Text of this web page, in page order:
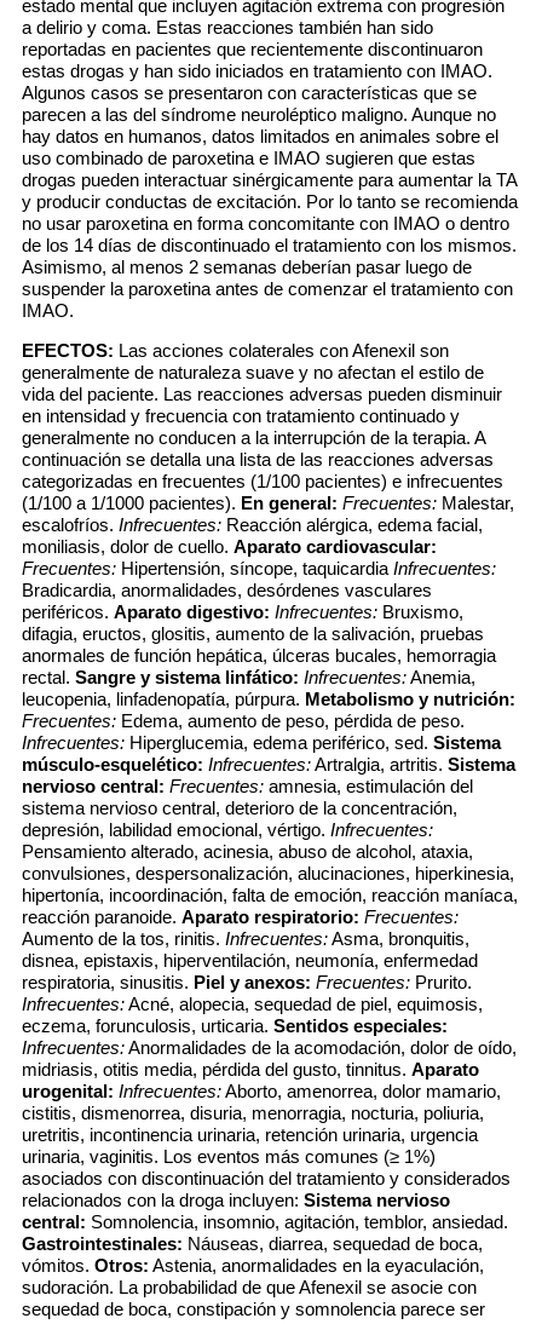
estado mental que incluyen agitación extrema con progresión
a delirio y coma. Estas reacciones también han sido
reportadas en pacientes que recientemente discontinuaron
estas drogas y han sido iniciados en tratamiento con IMAO.
Algunos casos se presentaron con características que se
parecen a las del síndrome neuroléptico maligno. Aunque no
hay datos en humanos, datos limitados en animales sobre el
uso combinado de paroxetina e IMAO sugieren que estas
drogas pueden interactuar sinérgicamente para aumentar la TA
y producir conductas de excitación. Por lo tanto se recomienda
no usar paroxetina en forma concomitante con IMAO o dentro
de los 14 días de discontinuado el tratamiento con los mismos.
Asimismo, al menos 2 semanas deberían pasar luego de
suspender la paroxetina antes de comenzar el tratamiento con
IMAO.
EFECTOS: Las acciones colaterales con Afenexil son
generalmente de naturaleza suave y no afectan el estilo de
vida del paciente. Las reacciones adversas pueden disminuir
en intensidad y frecuencia con tratamiento continuado y
generalmente no conducen a la interrupción de la terapia. A
continuación se detalla una lista de las reacciones adversas
categorizadas en frecuentes (1/100 pacientes) e infrecuentes
(1/100 a 1/1000 pacientes). En general: Frecuentes: Malestar,
escalofríos. Infrecuentes: Reacción alérgica, edema facial,
moniliasis, dolor de cuello. Aparato cardiovascular:
Frecuentes: Hipertensión, síncope, taquicardia Infrecuentes:
Bradicardia, anormalidades, desórdenes vasculares
periféricos. Aparato digestivo: Infrecuentes: Bruxismo,
difagia, eructos, glositis, aumento de la salivación, pruebas
anormales de función hepática, úlceras bucales, hemorragia
rectal. Sangre y sistema linfático: Infrecuentes:Anemia,
leucopenia, linfadenopatía, púrpura. Metabolismo y nutrición:
Frecuentes: Edema, aumento de peso, pérdida de peso.
Infrecuentes: Hiperglucemia, edema periférico, sed. Sistema
músculo-esquelético: Infrecuentes:Artralgia, artritis. Sistema
nervioso central: Frecuentes: amnesia, estimulación del
sistema nervioso central, deterioro de la concentración,
depresión, labilidad emocional, vértigo. Infrecuentes:
Pensamiento alterado, acinesia, abuso de alcohol, ataxia,
convulsiones, despersonalización, alucinaciones, hiperkinesia,
hipertonía, incoordinación, falta de emoción, reacción maníaca,
reacción paranoide. Aparato respiratorio: Frecuentes:
Aumento de la tos, rinitis. Infrecuentes:Asma, bronquitis,
disnea, epistaxis, hiperventilación, neumonía, enfermedad
respiratoria, sinusitis. Piel y anexos: Frecuentes: Prurito.
Infrecuentes:Acné, alopecia, sequedad de piel, equimosis,
eczema, forunculosis, urticaria. Sentidos especiales:
Infrecuentes:Anormalidades de la acomodación, dolor de oído,
midriasis, otitis media, pérdida del gusto, tinnitus. Aparato
urogenital: Infrecuentes:Aborto, amenorrea, dolor mamario,
cistitis, dismenorrea, disuria, menorragia, nocturia, poliuria,
uretritis, incontinencia urinaria, retención urinaria, urgencia
urinaria, vaginitis. Los eventos más comunes (≥ 1%)
asociados con discontinuación del tratamiento y considerados
relacionados con la droga incluyen: Sistema nervioso
central: Somnolencia, insomnio, agitación, temblor, ansiedad.
Gastrointestinales: Náuseas, diarrea, sequedad de boca,
vómitos. Otros: Astenia, anormalidades en la eyaculación,
sudoración. La probabilidad de que Afenexil se asocie con
sequedad de boca, constipación y somnolencia parece ser